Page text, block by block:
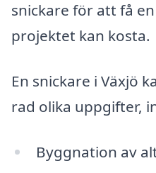
snickare för att få
projektet kan kosta.
En snickare i Växjö
rad olika uppgifter,
Byggnation av